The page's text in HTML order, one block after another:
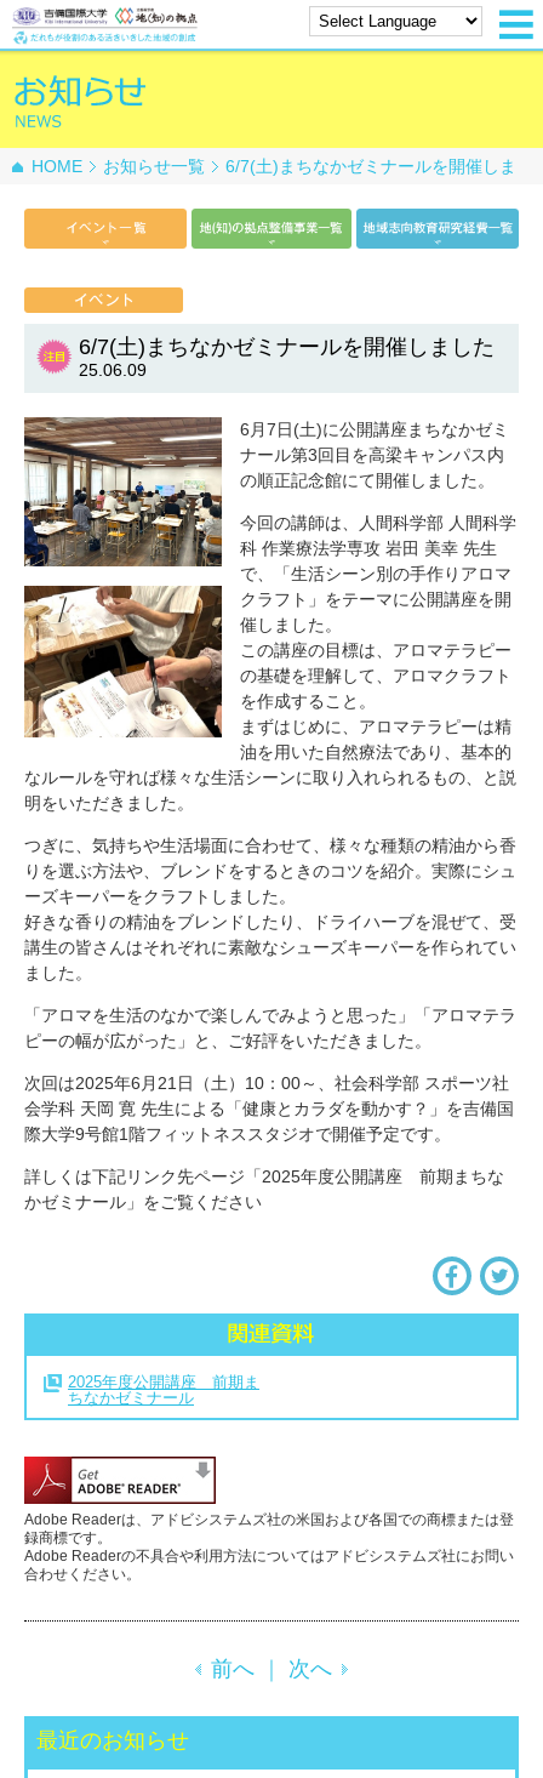
HOME お知らせ一覧
6/7(土)まちなかゼミナールを開催しま
6/7(土)まちなかゼミナールを開催しました
25.06.09
6月7日(土)に公開講座まちなかゼミ
ナール第3回目を高梁キャンパス内
の順正記念館にて開催しました。
今回の講師は、人間科学部 人間科学
科 作業療法学専攻 岩田 美幸 先生
で、「生活シーン別の手作りアロマ
クラフト」をテーマに公開講座を開
催しました。
この講座の目標は、アロマテラピー
の基礎を理解して、アロマクラフト
を作成すること。
まずはじめに、アロマテラピーは精
油を用いた自然療法であり、基本的
なルールを守れば様々な生活シーンに取り入れられるもの、と説
明をいただきました。
つぎに、気持ちや生活場面に合わせて、様々な種類の精油から香
りを選ぶ方法や、ブレンドをするときのコツを紹介。実際にシュ
ーズキーパーをクラフトしました。
好きな香りの精油をブレンドしたり、ドライハーブを混ぜて、受
講生の皆さんはそれぞれに素敵なシューズキーパーを作られてい
ました。
「アロマを生活のなかで楽しんでみようと思った」「アロマテラ
ピーの幅が広がった」と、ご好評をいただきました。
次回は2025年6月21日（土）10：00～、社会科学部 スポーツ社
会学科 天岡 寛 先生による「健康とカラダを動かす？」を吉備国
際大学9号館1階フィットネススタジオで開催予定です。
詳しくは下記リンク先ページ「2025年度公開講座 前期まちな
かゼミナール」をご覧ください
2025年度公開講座 前期ま
ちなかゼミナール
Adobe Readerは、アドビシステムズ社の米国および各国での商標または登
録商標です。
Adobe Readerの不具合や利用方法についてはアドビシステムズ社にお問い
合わせください。
前へ 次へ
最近のお知らせ